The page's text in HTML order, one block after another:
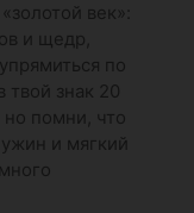
век»:
и щедр,
по
знак 20
но помни, что
и мягкий